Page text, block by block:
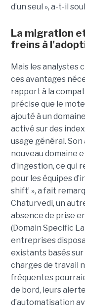
d’un seul », a-t-il
La migration
freins à
Mais les analystes
ces avantages
rapport à la
précise que le
ajouté à un
activé sur des
usage général.
nouveau domaine
d’ingestion, ce qui
pour les équipes
shift’ », a fait
Chaturvedi, un
absence de prise
(Domain Specific
entreprises
existants basés
charges de travail
fréquentes
de bord, leurs
d’automatisation